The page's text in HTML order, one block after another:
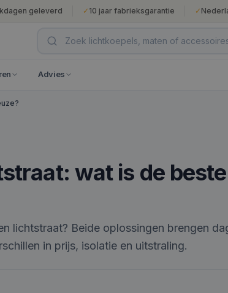
geleverd ✓ 10 jaar fabrieksgarantie ✓
Advies
wat is de beste
lichtstraat? Beide oplossingen brengen
in prijs, isolatie en uitstraling.